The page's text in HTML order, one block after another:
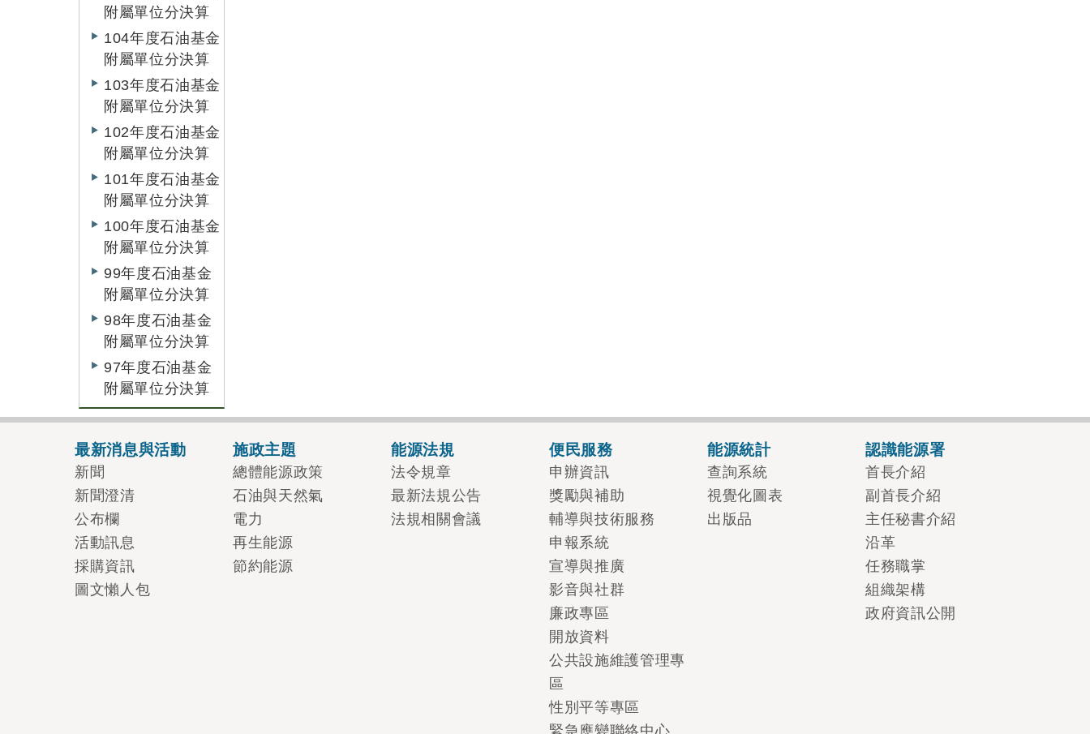
附屬單位分決算
104年度石油基金
附屬單位分決算
103年度石油基金
附屬單位分決算
102年度石油基金
附屬單位分決算
101年度石油基金
附屬單位分決算
100年度石油基金
附屬單位分決算
99年度石油基金
附屬單位分決算
98年度石油基金
附屬單位分決算
97年度石油基金
附屬單位分決算
最新消息與活動
新聞
新聞澄清
公布欄
活動訊息
採購資訊
圖文懶人包
施政主題
總體能源政策
石油與天然氣
電力
再生能源
節約能源
能源法規
法令規章
最新法規公告
法規相關會議
便民服務
申辦資訊
獎勵與補助
輔導與技術服務
申報系統
宣導與推廣
影音與社群
廉政專區
開放資料
公共設施維護管理專
區
性別平等專區
緊急應變聯絡中心
能源統計
查詢系統
視覺化圖表
出版品
認識能源署
首長介紹
副首長介紹
主任秘書介紹
沿革
任務職掌
組織架構
政府資訊公開